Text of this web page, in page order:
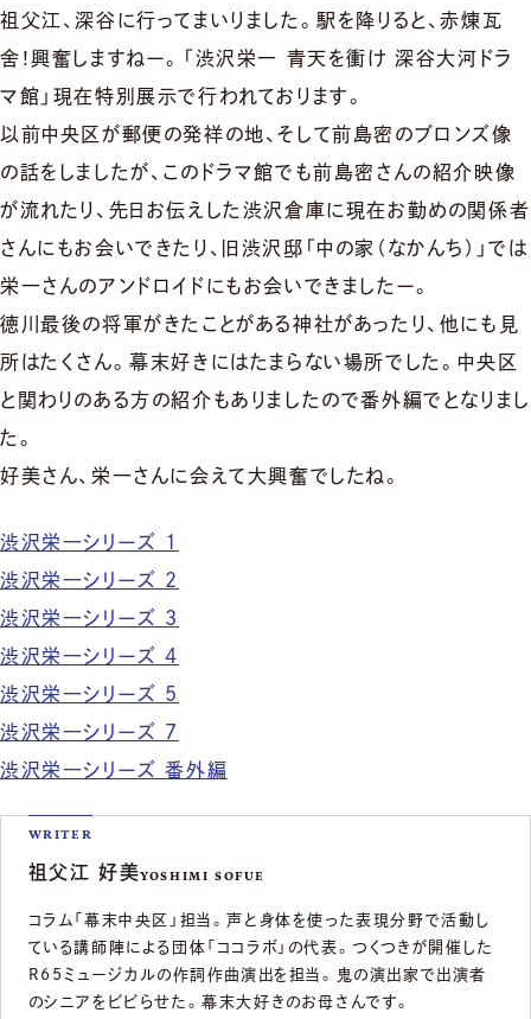
祖父江、深谷に行ってまいりました。駅を降りると、赤煉瓦
舍！興奮しますねー。「渋沢栄一 青天を衝け 深谷大河ドラ
マ館」現在特別展示で行われております。
以前中央区が郵便の発祥の地、そして前島密のブロンズ像
の話をしましたが、このドラマ館でも前島密さんの紹介映像
が流れたり、先日お伝えした渋沢倉庫に現在お勤めの関係者
さんにもお会いできたり、旧渋沢邸「中の家（なかんち）」では
栄一さんのアンドロイドにもお会いできましたー。
徳川最後の将軍がきたことがある神社があったり、他にも見
所はたくさん。幕末好きにはたまらない場所でした。中央区
と関わりのある方の紹介もありましたので番外編でとなりまし
た。
好美さん、栄一さんに会えて大興奮でしたね。
渋沢栄一シリーズ 1
渋沢栄一シリーズ 2
渋沢栄一シリーズ 3
渋沢栄一シリーズ 4
渋沢栄一シリーズ 5
渋沢栄一シリーズ 7
渋沢栄一シリーズ 番外編
WRITER
祖父江 好美YOSHIMI SOFUE
コラム「幕末中央区」担当。声と身体を使った表現分野で活動し
ている講師陣による団体「ココラボ」の代表。つくつきが開催した
R65ミュージカルの作詞作曲演出を担当。鬼の演出家で出演者
のシニアをビビらせた。幕末大好きのお母さんです。